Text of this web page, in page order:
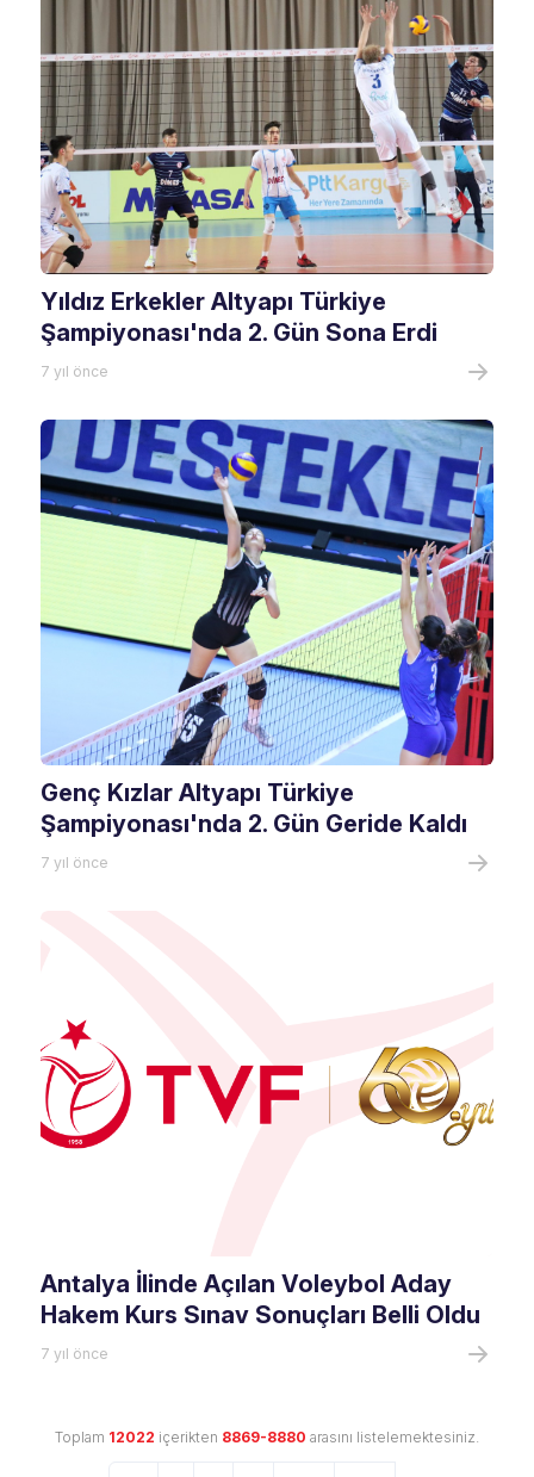
Yıldız Erkekler Altyapı Türkiye
Şampiyonası'nda 2. Gün Sona Erdi
7 yıl önce
Genç Kızlar Altyapı Türkiye
Şampiyonası'nda 2. Gün Geride Kaldı
7 yıl önce
Antalya İlinde Açılan Voleybol Aday
Hakem Kurs Sınav Sonuçları Belli Oldu
7 yıl önce
Toplam 12022 içerikten 8869-8880 arasını listelemektesiniz.